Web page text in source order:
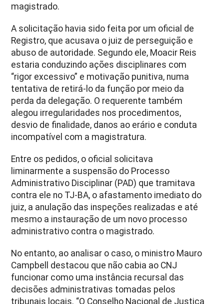
magistrado.
A solicitação havia sido feita por um oficial de
Registro, que acusava o juiz de perseguição e
abuso de autoridade. Segundo ele, Moacir Reis
estaria conduzindo ações disciplinares com
“rigor excessivo” e motivação punitiva, numa
tentativa de retirá-lo da função por meio da
perda da delegação. O requerente também
alegou irregularidades nos procedimentos,
desvio de finalidade, danos ao erário e conduta
incompatível com a magistratura.
Entre os pedidos, o oficial solicitava
liminarmente a suspensão do Processo
Administrativo Disciplinar (PAD) que tramitava
contra ele no TJ-BA, o afastamento imediato do
juiz, a anulação das inspeções realizadas e até
mesmo a instauração de um novo processo
administrativo contra o magistrado.
No entanto, ao analisar o caso, o ministro Mauro
Campbell destacou que não cabia ao CNJ
funcionar como uma instância recursal das
decisões administrativas tomadas pelos
tribunais locais. “O Conselho Nacional de Justiça